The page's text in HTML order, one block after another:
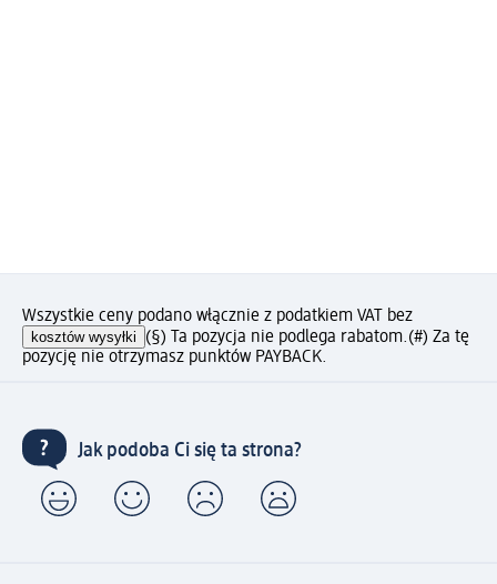
Wszystkie ceny podano włącznie z podatkiem VAT bez
kosztów wysyłki (§) Ta pozycja nie podlega rabatom.(#) Za tę
pozycję nie otrzymasz punktów PAYBACK.
Jak podoba Ci się ta strona?